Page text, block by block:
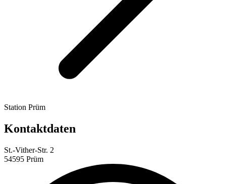
Station Prüm
Kontaktdaten
St.-Vither-Str. 2
54595 Prüm